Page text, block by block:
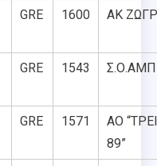
GRE 1600 ΑΚ
GRE 1543
GRE 1571
ΑΟ
89”